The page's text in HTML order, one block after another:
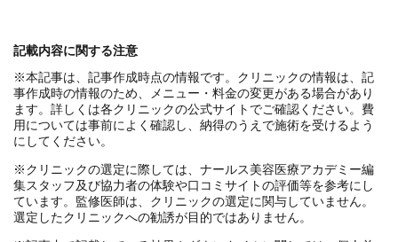
記載内容に関する注意
※本記事は、記事作成時点の情報です。クリニックの情報は、記
事作成時の情報のため、メニュー・料金の変更がある場合があり
ます。詳しくは各クリニックの公式サイトでご確認ください。費
用については事前によく確認し、納得のうえで施術を受けるよう
にしてください。
※クリニックの選定に際しては、ナールス美容医療アカデミー編
集スタッフ及び協力者の体験や口コミサイトの評価等を参考にし
ています。監修医師は、クリニックの選定に関与していません。
選定したクリニックへの勧誘が目的ではありません。